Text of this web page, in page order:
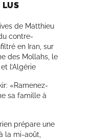
LUS
de Matthieu
contre-
en Iran, sur
des Mollahs, le
l’Algérie
«Ramenez-
sa famille à
prépare une
la mi-août,